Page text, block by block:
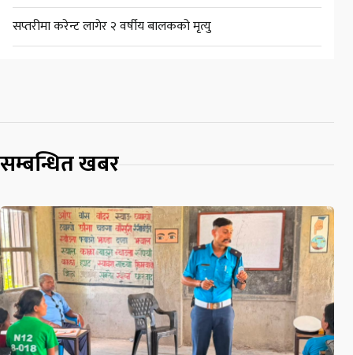
सप्तरीमा करेन्ट लागेर २ वर्षीय बालकको मृत्यु
सम्बन्धित खबर